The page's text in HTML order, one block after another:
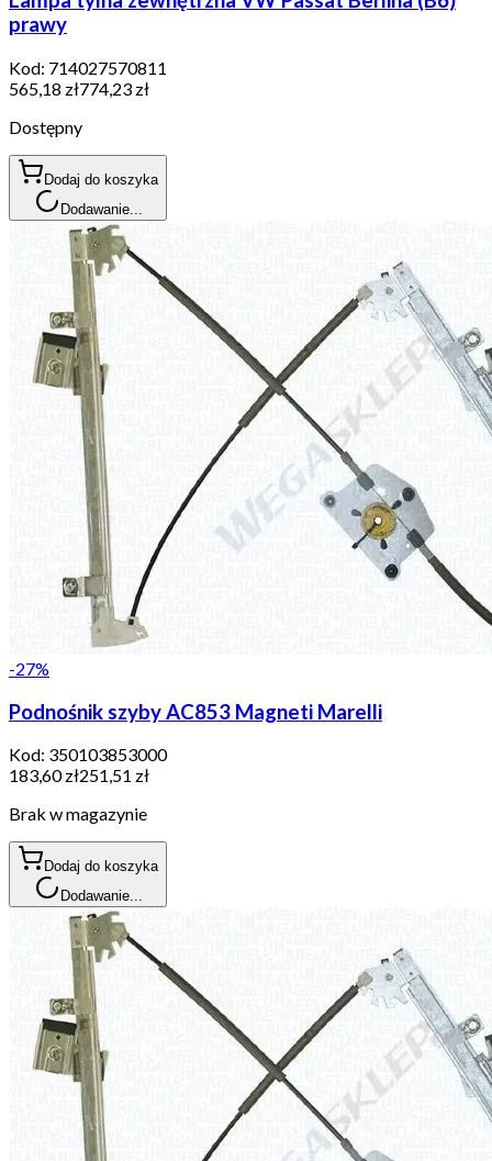
prawy
Kod: 714027570811
565,18 zł774,23 zł
Dostępny
Dodaj do koszyka
Dodawanie...
-27%
Podnośnik szyby AC853 Magneti Marelli
Kod: 350103853000
183,60 zł251,51 zł
Brak w magazynie
Dodaj do koszyka
Dodawanie...